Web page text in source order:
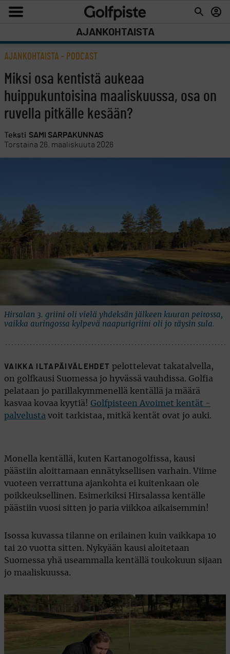
AJANKOHTAISTA
AJANKOHTAISTA - PODCAST
Miksi osa kentistä aukeaa
huippukuntoisina maaliskuussa, osa on
ruvella pitkälle kesään?
Teksti SAMI SARPAKUNNAS
Torstaina 26. maaliskuuta 2026
Hirsalan 3. griini oli vielä yhdeksän jälkeen kuuran peitossa,
vaikka auringossa kylpevä naapurigriini oli jo täysin sula.
VAIKKA ILTAPÄIVÄLEHDET pelottelevat takatalvella,
on golfkausi Suomessa jo hyvässä vauhdissa. Golfia
pelataan jo parillakymmenellä kentällä ja määrä
kasvaa kovaa kyytiä! Golfpisteen Avoimet kentät -
palvelusta voit tarkistaa, mitkä kentät ovat jo auki.
Monella kentällä, kuten Kartanogolfissa, kausi
päästiin aloittamaan ennätyksellisen varhain. Viime
vuoteen verrattuna ajankohta ei kuitenkaan ole
poikkeuksellinen. Esimerkiksi Hirsalassa kentälle
päästiin vuosi sitten jo paria viikkoa aikaisemmin!
Isossa kuvassa tilanne on erilainen kuin vaikkapa 10
tai 20 vuotta sitten. Nykyään kausi aloitetaan
Suomessa yhä useammalla kentällä toukokuun sijaan
jo maaliskuussa.